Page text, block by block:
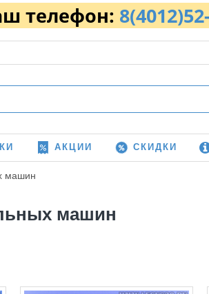
телефон:
АКЦИИ СКИДКИ
машин
машин